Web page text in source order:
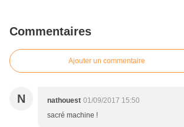
Commentaires
Ajouter un commentaire
N nathouest 01/09/2017 15:50
sacré machine !